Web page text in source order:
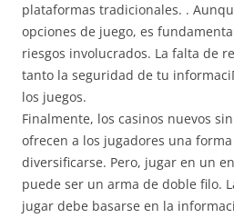
plataformas tradicionales. .
opciones de juego, es
riesgos involucrados. La falta de
tanto la seguridad de tu
los juegos.
Finalmente, los casinos nuevos
ofrecen a los jugadores una
diversificarse. Pero, jugar en un
puede ser un arma de doble filo.
jugar debe basarse en la